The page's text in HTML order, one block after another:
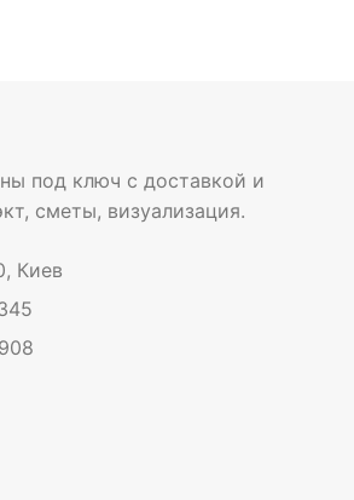
под ключ с доставкой и
сметы, визуализация.
Киев